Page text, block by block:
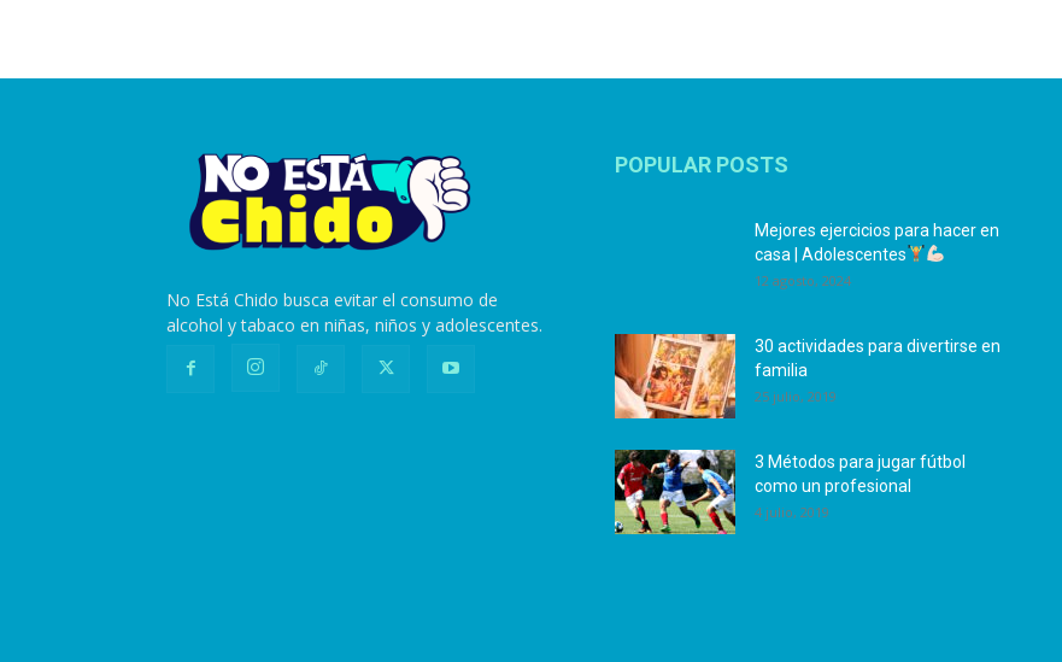
No Está Chido busca evitar el consumo de
alcohol y tabaco en niñas, niños y adolescentes.
POPULAR POSTS
Mejores ejercicios para hacer en
casa | Adolescentes
12 agosto, 2024
30 actividades para divertirse en
familia
25 julio, 2019
3 Métodos para jugar fútbol
como un profesional
4 julio, 2019